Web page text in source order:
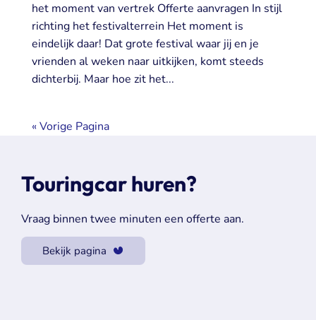
het moment van vertrek Offerte aanvragen In stijl
richting het festivalterrein Het moment is
eindelijk daar! Dat grote festival waar jij en je
vrienden al weken naar uitkijken, komt steeds
dichterbij. Maar hoe zit het...
« Vorige Pagina
Touringcar huren?
Vraag binnen twee minuten een offerte aan.
Bekijk pagina